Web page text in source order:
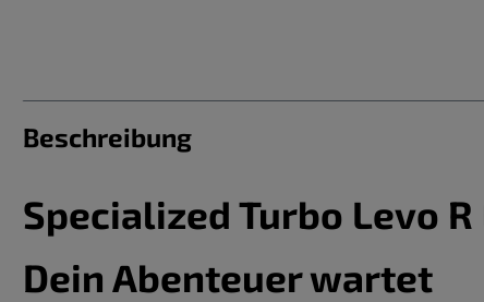
Beschreibung
Specialized Turbo Levo
Dein Abenteuer wartet